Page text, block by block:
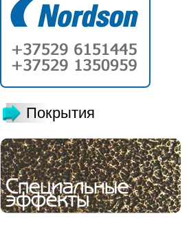
Покрытия